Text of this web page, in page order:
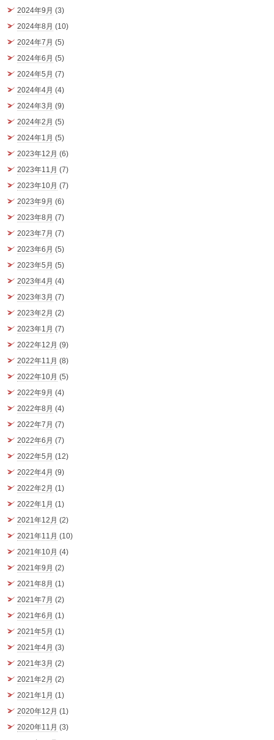
2024年9月 (3)
2024年8月 (10)
2024年7月 (5)
2024年6月 (5)
2024年5月 (7)
2024年4月 (4)
2024年3月 (9)
2024年2月 (5)
2024年1月 (5)
2023年12月 (6)
2023年11月 (7)
2023年10月 (7)
2023年9月 (6)
2023年8月 (7)
2023年7月 (7)
2023年6月 (5)
2023年5月 (5)
2023年4月 (4)
2023年3月 (7)
2023年2月 (2)
2023年1月 (7)
2022年12月 (9)
2022年11月 (8)
2022年10月 (5)
2022年9月 (4)
2022年8月 (4)
2022年7月 (7)
2022年6月 (7)
2022年5月 (12)
2022年4月 (9)
2022年2月 (1)
2022年1月 (1)
2021年12月 (2)
2021年11月 (10)
2021年10月 (4)
2021年9月 (2)
2021年8月 (1)
2021年7月 (2)
2021年6月 (1)
2021年5月 (1)
2021年4月 (3)
2021年3月 (2)
2021年2月 (2)
2021年1月 (1)
2020年12月 (1)
2020年11月 (3)